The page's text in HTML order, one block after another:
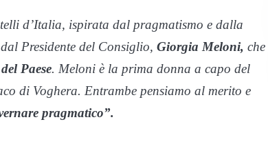
d’Italia, ispirata dal pragmatismo e dalla
Presidente del Consiglio, Giorgia Meloni, che
Paese. Meloni è la prima donna a capo del
di Voghera. Entrambe pensiamo al merito e
pragmatico”.